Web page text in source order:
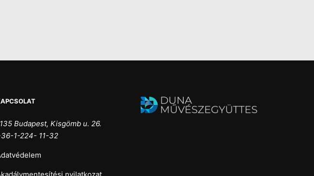
Budapest, Kisgömb u. 26.
1-224- 11-32
nyilatkozat